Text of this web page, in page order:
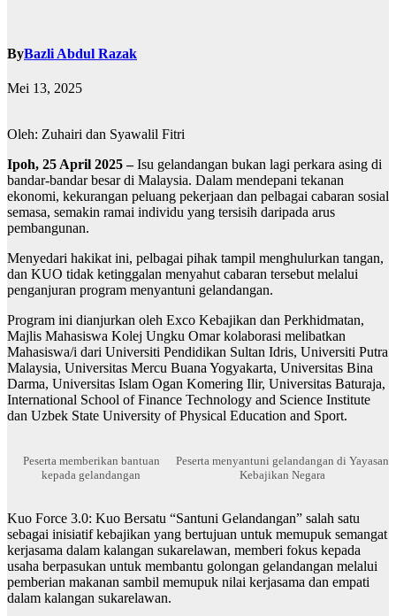
ByBazli Abdul Razak
Mei 13, 2025
Oleh: Zuhairi dan Syawalil Fitri
Ipoh, 25 April 2025 –Isu gelandangan bukan lagi perkara asing di
bandar-bandar besar di Malaysia. Dalam mendepani tekanan
ekonomi, kekurangan peluang pekerjaan dan pelbagai cabaran sosial
semasa, semakin ramai individu yang tersisih daripada arus
pembangunan.
Menyedari hakikat ini, pelbagai pihak tampil menghulurkan tangan,
dan KUO tidak ketinggalan menyahut cabaran tersebut melalui
penganjuran program menyantuni gelandangan.
Program ini dianjurkan oleh Exco Kebajikan dan Perkhidmatan,
Majlis Mahasiswa Kolej Ungku Omar kolaborasi melibatkan
Mahasiswa/i dari Universiti Pendidikan Sultan Idris, Universiti Putra
Malaysia, Universitas Mercu Buana Yogyakarta, Universitas Bina
Darma, Universitas Islam Ogan Komering Ilir, Universitas Baturaja,
International School of Finance Technology and Science Institute
dan Uzbek State University of Physical Education and Sport.
Peserta memberikan bantuan
kepada gelandangan
Peserta menyantuni gelandangan di Yayasan
Kebajikan Negara
Kuo Force 3.0: Kuo Bersatu “Santuni Gelandangan” salah satu
sebagai inisiatif kebajikan yang bertujuan untuk memupuk semangat
kerjasama dalam kalangan sukarelawan, memberi fokus kepada
usaha berpasukan untuk membantu golongan gelandangan melalui
pemberian makanan sambil memupuk nilai kerjasama dan empati
dalam kalangan sukarelawan.